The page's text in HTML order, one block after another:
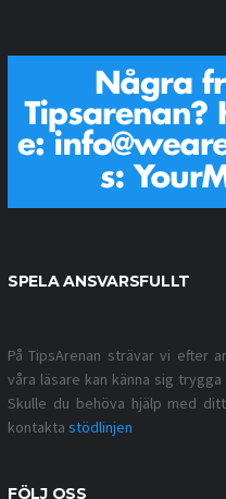
SPELA ANSVARSFULLT
På TipsArenan strävar vi efter
våra läsare kan känna sig
Skulle du behöva hjälp med
kontakta stödlinjen
FÖLJ OSS